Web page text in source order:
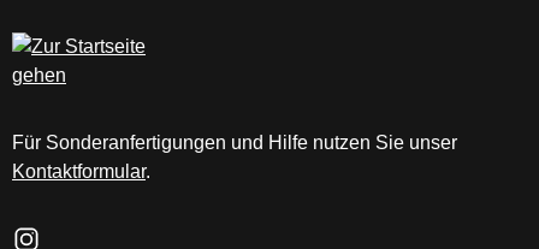
Für Sonderanfertigungen und Hilfe nutzen Sie unser
Kontaktformular.
Schau auf Instagram vorbei – öffnet in neuem Tab (externer